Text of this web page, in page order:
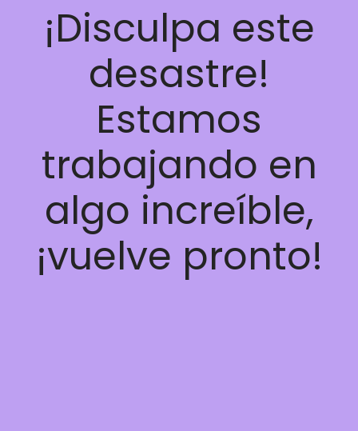
¡Disculpa este
desastre!
Estamos
trabajando en
algo increíble,
¡vuelve pronto!